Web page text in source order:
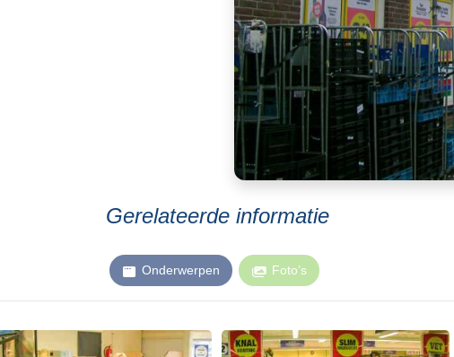
Gerelateerde informatie
Onderwerpen Foto’s